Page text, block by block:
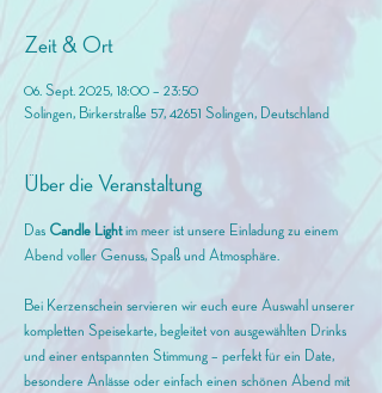
Zeit & Ort
06. Sept. 2025, 18:00 – 23:50
Solingen, Birkerstraße 57, 42651 Solingen, Deutschland
Über die Veranstaltung
Das Candle Light im meer ist unsere Einladung zu einem
Abend voller Genuss, Spaß und Atmosphäre.
Bei Kerzenschein servieren wir euch eure Auswahl unserer
kompletten Speisekarte, begleitet von ausgewählten Drinks
und einer entspannten Stimmung – perfekt für ein Date,
besondere Anlässe oder einfach einen schönen Abend mit